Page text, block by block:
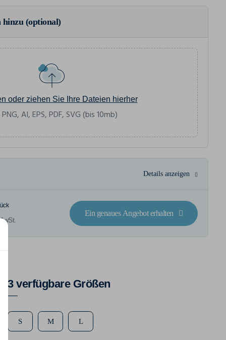
hinzu (optional)
oder ziehen Sie Ihre Dateien hierher
PNG, AI, EPS, PDF, SVG (bis 10mb)
Details anzeigen
Ein genaues Angebot erhalten
3 verfügbare Größen
S M L